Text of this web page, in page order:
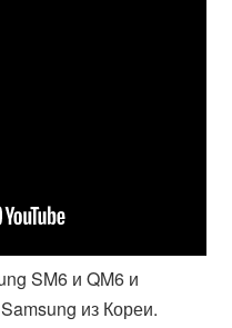
SM6 и QM6 и
из Кореи.